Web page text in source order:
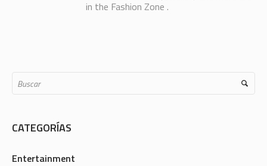
in the Fashion Zone .
CATEGORÍAS
Entertainment